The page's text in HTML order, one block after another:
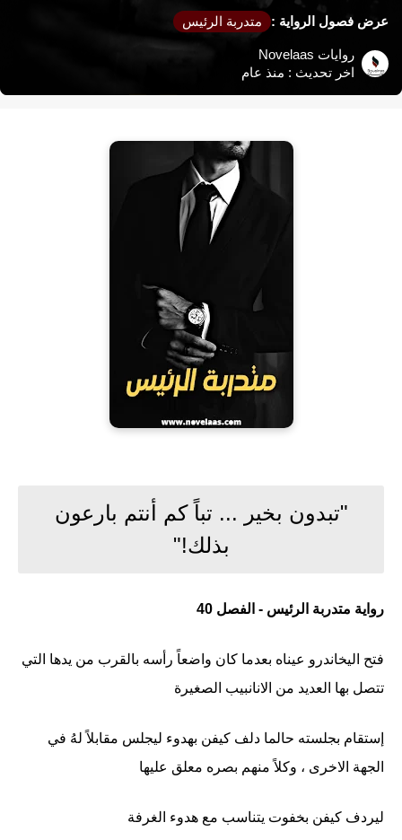
عرض فصول الرواية : متدربة الرئيس
روايات Novelaas
اخر تحديث : منذ عام
"تبدون بخير ... تباً كم أنتم بارعون
بذلك!"
رواية متدربة الرئيس - الفصل 40
فتح اليخاندرو عيناه بعدما كان واضعاً رأسه بالقرب من يدها التي
تتصل بها العديد من الانانبيب الصغيرة
إستقام بجلسته حالما دلف كيفن بهدوء ليجلس مقابلاً لهُ في
الجهة الاخرى ، وكلاً منهم بصره معلق عليها
ليردف كيفن بخفوت يتناسب مع هدوء الغرفة